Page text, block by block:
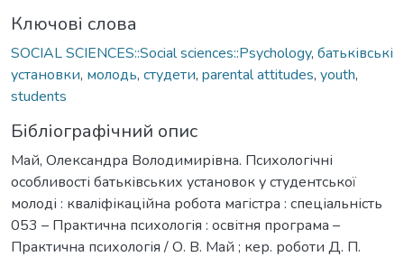
Ключові слова
SOCIAL SCIENCES::Social sciences::Psychology, батьківські
установки, молодь, студети, parental attitudes, youth,
students
Бібліографічний опис
Май, Олександра Володимирівна. Психологічні
особливості батьківських установок у студентської
молоді : кваліфікаційна робота магістра : спеціальність
053 – Практична психологія : освітня програма –
Практична психологія / О. В. Май ; кер. роботи Д. П.